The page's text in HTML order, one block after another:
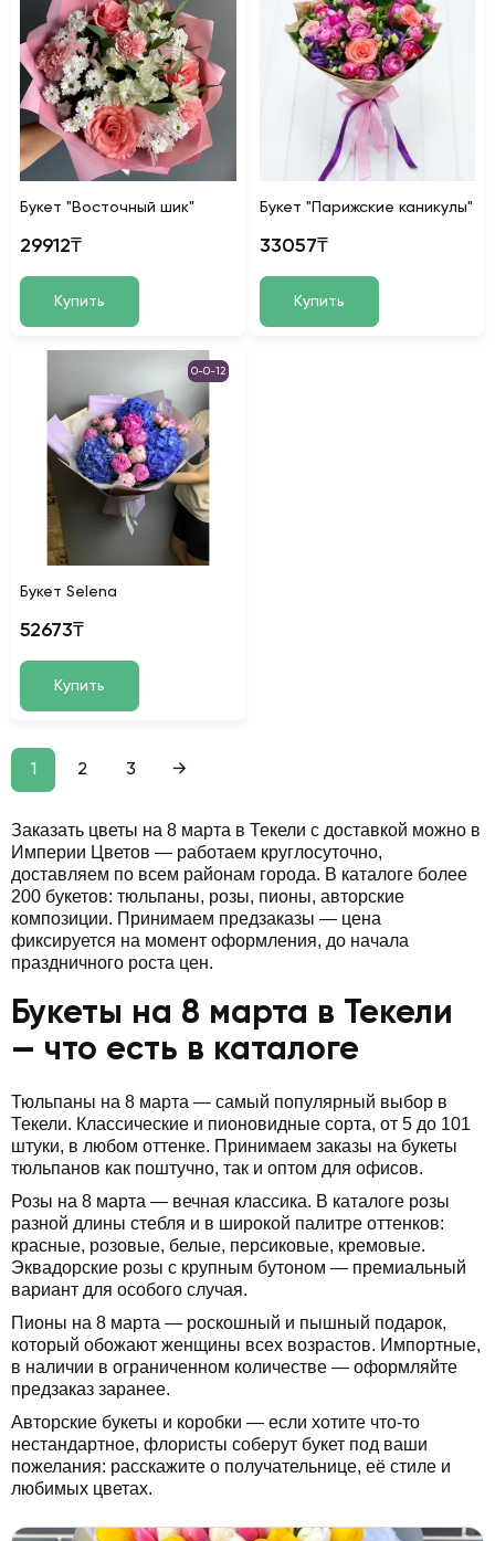
Букет "Восточный шик"
29912₸
Купить
Букет "Парижские каникулы"
33057₸
Купить
0-0-12
Букет Selena
52673₸
Купить
1 2 3 →
Заказать цветы на 8 марта в Текели с доставкой можно в
Империи Цветов — работаем круглосуточно,
доставляем по всем районам города. В каталоге более
200 букетов: тюльпаны, розы, пионы, авторские
композиции. Принимаем предзаказы — цена
фиксируется на момент оформления, до начала
праздничного роста цен.
Букеты на 8 марта в Текели
— что есть в каталоге
Тюльпаны на 8 марта — самый популярный выбор в
Текели. Классические и пионовидные сорта, от 5 до 101
штуки, в любом оттенке. Принимаем заказы на букеты
тюльпанов как поштучно, так и оптом для офисов.
Розы на 8 марта — вечная классика. В каталоге розы
разной длины стебля и в широкой палитре оттенков:
красные, розовые, белые, персиковые, кремовые.
Эквадорские розы с крупным бутоном — премиальный
вариант для особого случая.
Пионы на 8 марта — роскошный и пышный подарок,
который обожают женщины всех возрастов. Импортные,
в наличии в ограниченном количестве — оформляйте
предзаказ заранее.
Авторские букеты и коробки — если хотите что-то
нестандартное, флористы соберут букет под ваши
пожелания: расскажите о получательнице, её стиле и
любимых цветах.